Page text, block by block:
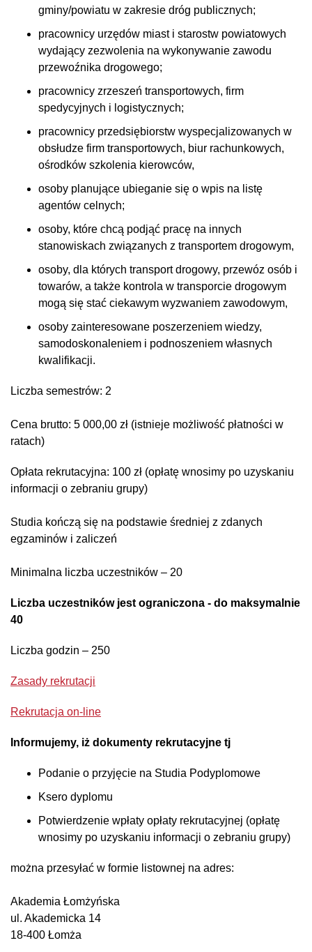
gminy/powiatu w zakresie dróg publicznych;
pracownicy urzędów miast i starostw powiatowych
wydający zezwolenia na wykonywanie zawodu
przewoźnika drogowego;
pracownicy zrzeszeń transportowych, firm
spedycyjnych i logistycznych;
pracownicy przedsiębiorstw wyspecjalizowanych w
obsłudze firm transportowych, biur rachunkowych,
ośrodków szkolenia kierowców,
osoby planujące ubieganie się o wpis na listę
agentów celnych;
osoby, które chcą podjąć pracę na innych
stanowiskach związanych z transportem drogowym,
osoby, dla których transport drogowy, przewóz osób i
towarów, a także kontrola w transporcie drogowym
mogą się stać ciekawym wyzwaniem zawodowym,
osoby zainteresowane poszerzeniem wiedzy,
samodoskonaleniem i podnoszeniem własnych
kwalifikacji.
Liczba semestrów: 2
Cena brutto: 5 000,00 zł (istnieje możliwość płatności w
ratach)
Opłata rekrutacyjna: 100 zł (opłatę wnosimy po uzyskaniu
informacji o zebraniu grupy)
Studia kończą się na podstawie średniej z zdanych
egzaminów i zaliczeń
Minimalna liczba uczestników – 20
Liczba uczestników jest ograniczona - do maksymalnie
40
Liczba godzin – 250
Zasady rekrutacji
Rekrutacja on-line
Informujemy, iż dokumenty rekrutacyjne tj
Podanie o przyjęcie na Studia Podyplomowe
Ksero dyplomu
Potwierdzenie wpłaty opłaty rekrutacyjnej (opłatę
wnosimy po uzyskaniu informacji o zebraniu grupy)
można przesyłać w formie listownej na adres:
Akademia Łomżyńska
ul. Akademicka 14
18-400 Łomża